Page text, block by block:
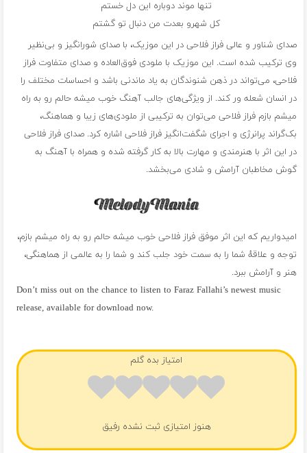
تنها موند دوباره این دل خستم
کل شهرو بعدت من دنبال تو گشتم
صدای شناور و عالی فراز فلاحی در این موزیک، با صدای شورانگیز و بی‌نظیر
وی ترکیب شده است. این موزیک با ملودی فوق‌العاده و صدای متفاوت فراز
فلاحی، می‌تواند در ذهن شنوندگان به یاد ماندنی باشد و احساسات مختلف را
در انسان شعله ور کند. از ویژگی‌های جالب آهنگ خوب میشه حالم رو به راه
میشم بازم فراز فلاحی می‌توان به ترکیبی از ملودی‌های زیبا و هماهنگ،
بک‌گراند پرانرژی و اجرای شگفت‌انگیز فراز فلاحی اشاره کرد. صدای فراز فلاحی
در این اثر با هنرمندی و مهارت بالا به کار گرفته شده و همراه با آهنگ به
گوش مخاطبان آرامش و شادی می‌بخشد.
امیدواریم که این اثر موفق فراز فلاحی خوب میشه حالم رو به راه میشم بازم،
توجه و علاقهٔ شما را به سمت خود جلب کند و شما را به عالمی از هماهنگی،
هنر و آرامش ببرد.
Don’t miss out on the chance to listen to Faraz Fallahi’s newest music
release, available for download now.
امتیاز بده گلم
هنوز امتیازی ثبت نشده رفیق